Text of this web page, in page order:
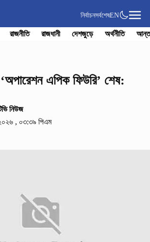
নির্বাচনসর্বশেষEN
রাজনীতি রাজধানী দেশজুড়ে অর্থনীতি
‘অপারেশন এপিক ফিউরি’ শেষ:
নিউজ
, ০৩:৩৯ পিএম